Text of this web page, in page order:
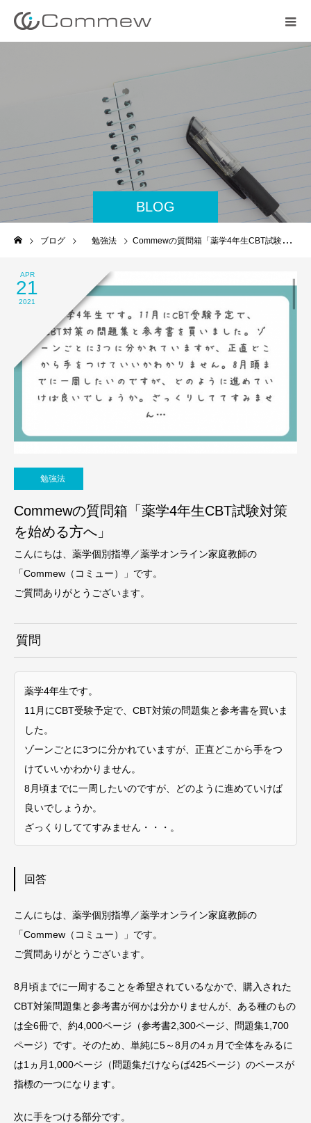
BLOG
ブログ 勉強法 Commewの質問箱「薬学4年生CBT試験対策を始める方へ」
APR
21
2021
勉強法
Commewの質問箱「薬学4年生CBT試験対策
を始める方へ」
こんにちは、薬学個別指導／薬学オンライン家庭教師の
「Commew（コミュー）」です。
ご質問ありがとうございます。
質問
薬学4年生です。
11月にCBT受験予定で、CBT対策の問題集と参考書を買いま
した。
ゾーンごとに3つに分かれていますが、正直どこから手をつ
けていいかわかりません。
8月頃までに一周したいのですが、どのように進めていけば
良いでしょうか。
ざっくりしててすみません・・・。
回答
こんにちは、薬学個別指導／薬学オンライン家庭教師の
「Commew（コミュー）」です。
ご質問ありがとうございます。
8月頃までに一周することを希望されているなかで、購入された
CBT対策問題集と参考書が何かは分かりませんが、ある種のもの
は全6冊で、約4,000ページ（参考書2,300ページ、問題集1,700
ページ）です。そのため、単純に5～8月の4ヵ月で全体をみるに
は1ヵ月1,000ページ（問題集だけならば425ページ）のペースが
指標の一つになります。
次に手をつける部分です。